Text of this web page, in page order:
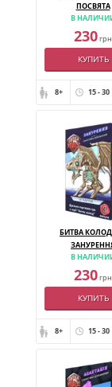
ПОСВЯТА
В
230грн
КУПИТЬ
8+ 15 - 30
БИТВА
В
230грн
КУПИТЬ
8+ 15 - 30